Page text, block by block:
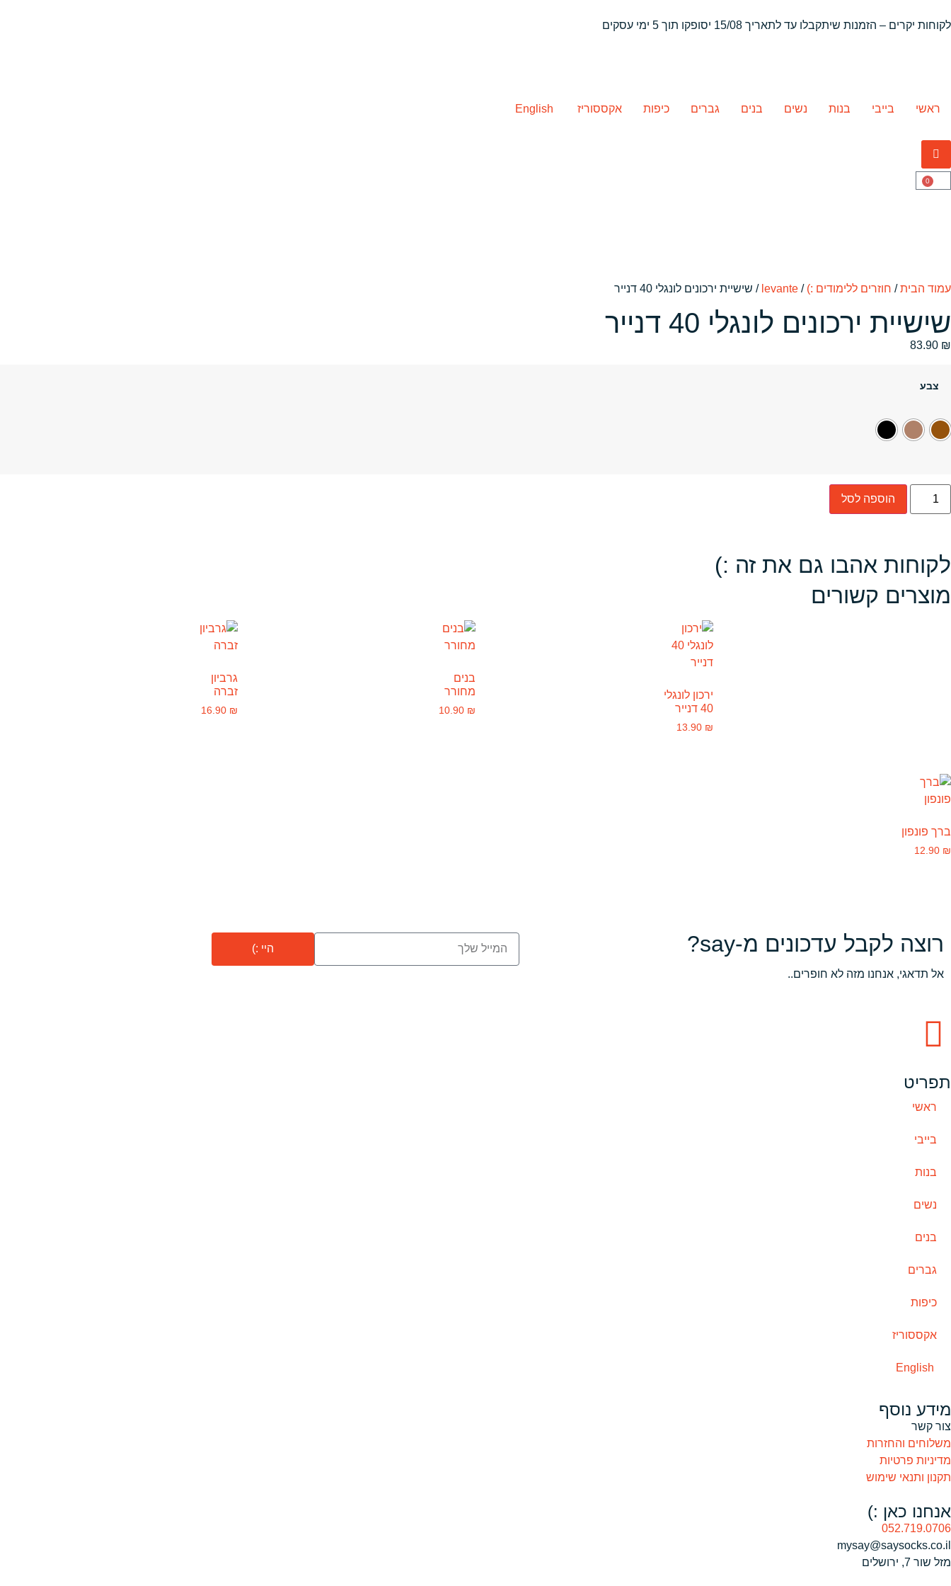
לקוחות יקרים – הזמנות שיתקבלו עד לתאריך 15/08 יסופקו תוך 5 ימי עסקים
ראשי בייבי בנות נשים בנים גברים כיפות אקססוריז English
0
עמוד הבית/ חוזרים ללימודים :) /
levante / שישיית ירכונים לונגלי 40 דנייר
שישיית ירכונים לונגלי 40 דנייר
83.90 ₪
צבע
הוספה לסל
לקוחות אהבו גם את זה :)
מוצרים קשורים
ירכון לונגלי
40 דנייר
13.90 ₪
בנים
מחורר
10.90 ₪
גרביון
זברה
16.90 ₪
ברך פונפון
12.90 ₪
רוצה לקבל עדכונים מ-say?
אל תדאגי, אנחנו מזה לא חופרים..
היי :)
תפריט
ראשי
בייבי
בנות
נשים
בנים
גברים
כיפות
אקססוריז
English
מידע נוסף
צור קשר
משלוחים והחזרות
מדיניות פרטיות
תקנון ותנאי שימוש
אנחנו כאן :)
052.719.0706
mysay@saysocks.co.il‏
מזל שור 7, ירושלים